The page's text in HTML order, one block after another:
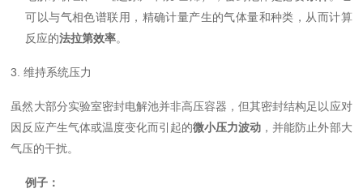
可以与气相色谱联用，精确计量产生的气体量和种类，从而计算
反应的法拉第效率。
3. 维持系统压力
虽然大部分实验室密封电解池并非高压容器，但其密封结构足以应对
因反应产生气体或温度变化而引起的微小压力波动 ，并能防止外部大
气压的干扰。
例子：